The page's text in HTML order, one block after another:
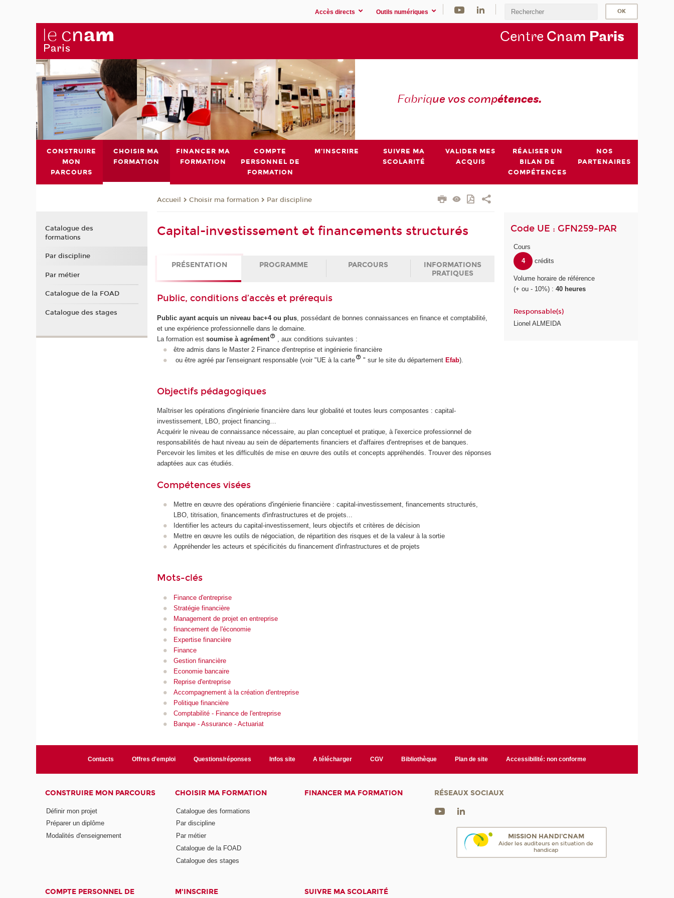
Accès directs Outils numériques
Centre Cnam Paris
Fabrique vos compétences.
CONSTRUIRE
MON
PARCOURS
CHOISIR MA
FORMATION
FINANCER MA
FORMATION
COMPTE
PERSONNEL DE
FORMATION
M'INSCRIRE
SUIVRE MA
SCOLARITÉ
VALIDER MES
ACQUIS
RÉALISER UN
BILAN DE
COMPÉTENCES
NOS
PARTENAIRES
Accueil Choisir ma formation Par discipline
Capital-investissement et financements structurés
PRÉSENTATION PROGRAMME PARCOURS
INFORMATIONS
PRATIQUES
Public, conditions d’accès et prérequis
Public ayant acquis un niveau bac+4 ou plus , possédant de bonnes connaissances en finance et comptabilité,
et une expérience professionnelle dans le domaine.
La formation estsoumise à agrément
, aux conditions suivantes :
être admis dans le Master 2 Finance d'entreprise et ingénierie financière
ou être agréé par l'enseignant responsable (voir "UE à la carte
" sur le site du département Efab).
Objectifs pédagogiques
Maîtriser les opérations d'ingénierie financière dans leur globalité et toutes leurs composantes : capital-
investissement, LBO, project financing…
Acquérir le niveau de connaissance nécessaire, au plan conceptuel et pratique, à l'exercice professionnel de
responsabilités de haut niveau au sein de départements financiers et d'affaires d'entreprises et de banques.
Percevoir les limites et les difficultés de mise en œuvre des outils et concepts appréhendés. Trouver des réponses
adaptées aux cas étudiés.
Compétences visées
Mettre en œuvre des opérations d'ingénierie financière : capital-investissement, financements structurés,
LBO, titrisation, financements d'infrastructures et de projets...
Identifier les acteurs du capital-investissement, leurs objectifs et critères de décision
Mettre en œuvre les outils de négociation, de répartition des risques et de la valeur à la sortie
Appréhender les acteurs et spécificités du financement d'infrastructures et de projets
Mots-clés
Finance d'entreprise
Stratégie financière
Management de projet en entreprise
financement de l'économie
Expertise financière
Finance
Gestion financière
Economie bancaire
Reprise d'entreprise
Accompagnement à la création d'entreprise
Politique financière
Comptabilité - Finance de l'entreprise
Banque - Assurance - Actuariat
Code UE : GFN259-PAR
Cours
4
crédits
Volume horaire de référence
(+ ou - 10%) :40 heures
Responsable(s)
Lionel ALMEIDA
Catalogue des
formations
Par discipline
Par métier
Catalogue de la FOAD
Catalogue des stages
Contacts Offres d'emploi Questions/réponses Infos site A télécharger CGV Bibliothèque Plan de site Accessibilité: non conforme
CONSTRUIRE MON PARCOURS
Définir mon projet
Préparer un diplôme
Modalités d'enseignement
CHOISIR MA FORMATION
Catalogue des formations
Par discipline
Par métier
Catalogue de la FOAD
Catalogue des stages
FINANCER MA FORMATION
COMPTE PERSONNEL DE
M'INSCRIRE SUIVRE MA SCOLARITÉ
RÉSEAUX SOCIAUX
MISSION HANDI'CNAM
Aider les auditeurs en situation de
handicap